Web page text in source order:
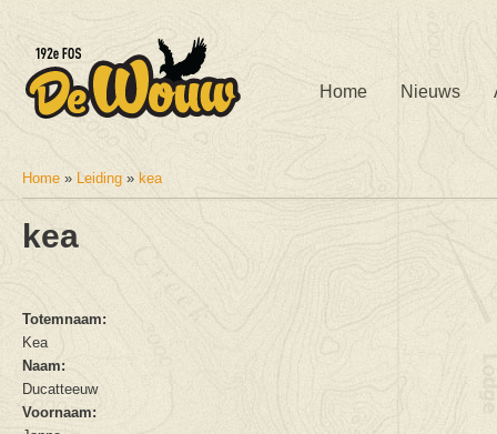
Home Nieuws
U bent hier
Home » Leiding » kea
kea
Totemnaam:
Kea
Naam:
Ducatteeuw
Voornaam: